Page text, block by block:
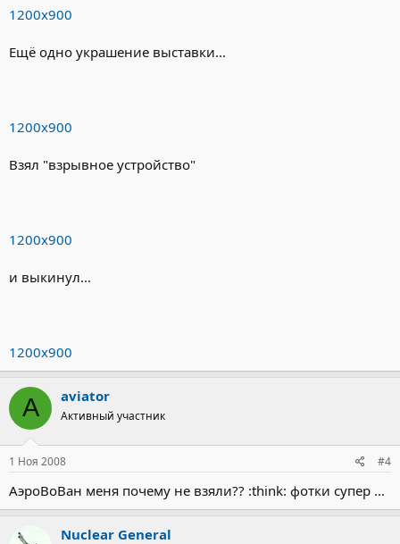
1200х900
Ещё одно украшение выставки...
1200х900
Взял "взрывное устройство"
1200х900
и выкинул...
1200х900
A aviator
Активный участник
1 Ноя 2008 #4
АэроВоВан меня почему не взяли?? :think: фотки супер ...
Nuclear General